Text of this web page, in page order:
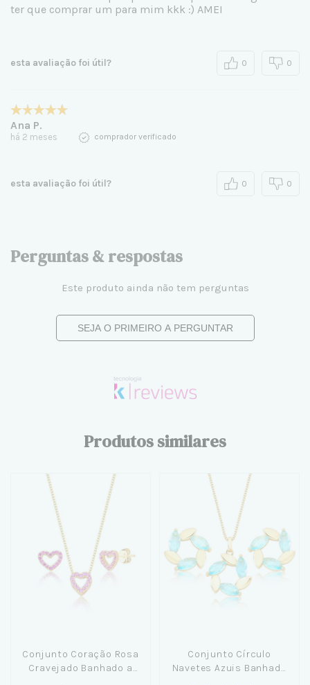
ter que comprar um para mim kkk :) AMEI
esta avaliação foi útil? 0 0
Ana P.
há 2 meses comprador verificado
esta avaliação foi útil? 0 0
Perguntas & respostas
Este produto ainda não tem perguntas
SEJA O PRIMEIRO A PERGUNTAR
Produtos similares
Conjunto Coração Rosa
Cravejado Banhado a
Conjunto Círculo
Navetes Azuis Banhado